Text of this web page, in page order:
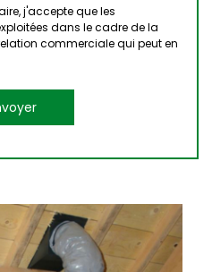
j'accepte que les
dans le cadre de la
commerciale qui peut en